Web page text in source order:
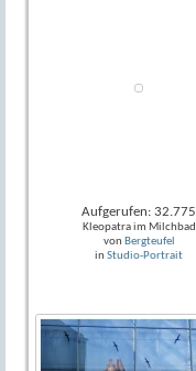
Aufgerufen: 32.775
Kleopatra im Milchbad
von Bergteufel
in Studio-Portrait